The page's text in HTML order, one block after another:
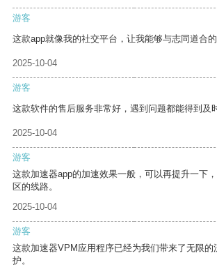
游客
这款app就像我的社交平台，让我能够与志同道合的
2025-10-04
游客
这款软件的售后服务非常好，遇到问题都能得到及
2025-10-04
游客
这款加速器app的加速效果一般，可以再提升一下
区的线路。
2025-10-04
游客
这款加速器VPM应用程序已经为我们带来了无限的
护。